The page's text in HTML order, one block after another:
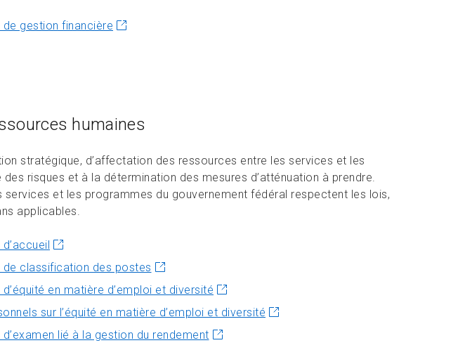
gestion financière
humaines
stratégique, d’affectation des ressources entre les services et les
risques et à la détermination des mesures d’atténuation à prendre.
services et les programmes du gouvernement fédéral respectent les lois,
applicables.
classification des postes
en matière d’emploi et diversité
sur l’équité en matière d’emploi et diversité
lié à la gestion du rendement